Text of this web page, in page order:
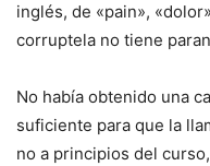
inglés, de «pain»,
corruptela no tiene
No había obtenido una
suficiente para que la
no a principios del